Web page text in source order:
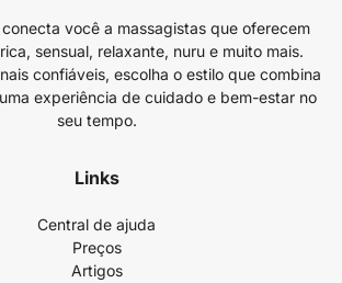
você a massagistas que oferecem
sensual, relaxante, nuru e muito mais.
confiáveis, escolha o estilo que combina
experiência de cuidado e bem-estar no
seu tempo.
Links
Central de ajuda
Preços
Artigos